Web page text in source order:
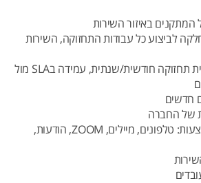
המתקנים באיזור השירות
לביצוע כל עבודות התחזוקה, השירות
אחריות לעמידה בתוכנית תחזוקה חודשית/שנתית, עמידה בSLA מול
חדשים
של החברה
התנהלות שוטפת באמצעות: טלפונים, מיילים, ZOOM, הודעות,